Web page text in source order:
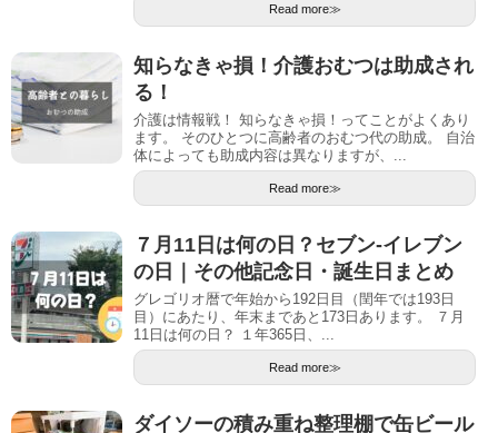
Read more≫
知らなきゃ損！介護おむつは助成され
る！
介護は情報戦！ 知らなきゃ損！ってことがよくあり
ます。 そのひとつに高齢者のおむつ代の助成。 自治
体によっても助成内容は異なりますが、...
Read more≫
７月11日は何の日？セブン-イレブン
の日｜その他記念日・誕生日まとめ
グレゴリオ暦で年始から192日目（閏年では193日
目）にあたり、年末まであと173日あります。 ７月
11日は何の日？ １年365日、...
Read more≫
ダイソーの積み重ね整理棚で缶ビール